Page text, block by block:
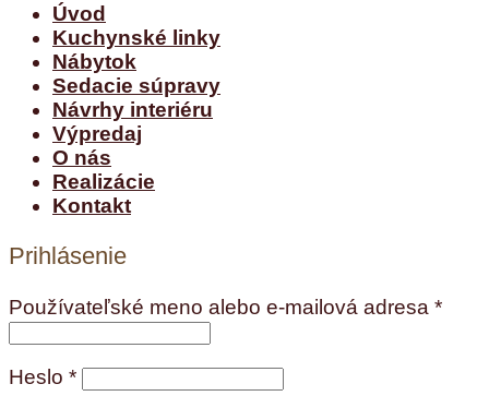
Úvod
Kuchynské linky
Nábytok
Sedacie súpravy
Návrhy interiéru
Výpredaj
O nás
Realizácie
Kontakt
Prihlásenie
Používateľské meno alebo e-mailová adresa *
Heslo *